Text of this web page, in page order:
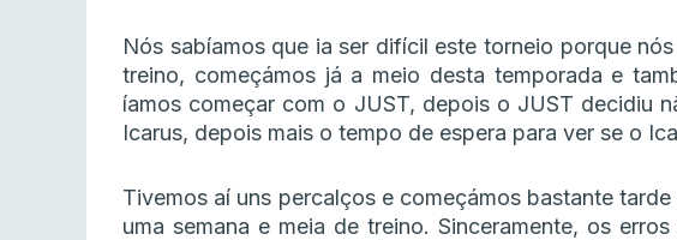
Nós sabíamos que ia ser difícil este torneio porque
treino, começámos já a meio desta temporada e
íamos começar com o JUST, depois o JUST decidiu
Icarus, depois mais o tempo de espera para ver se o
Tivemos aí uns percalços e começámos bastante
uma semana e meia de treino. Sinceramente, os